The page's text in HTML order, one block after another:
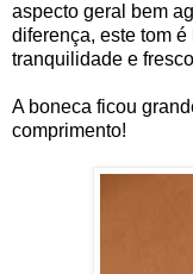
aspecto geral bem
diferença, este tom
tranquilidade e
A boneca ficou
comprimento!